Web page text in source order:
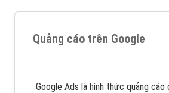
Quảng cáo trên Google
Google Ads là hình thức quảng